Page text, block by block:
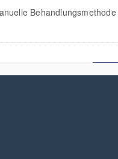
Behandlungsmethode